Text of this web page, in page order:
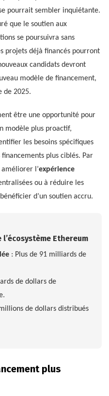
pourrait sembler inquiétante.
que le soutien aux
se poursuivra sans
projets déjà financés pourront
candidats devront
modèle de financement,
de 2025.
être une opportunité pour
modèle plus proactif,
les besoins spécifiques
plus ciblés. Par
l’expérience
ou à réduire les
d’un soutien accru.
Ethereum
: Plus de 91 milliards de
de dollars de
de dollars distribués
plus